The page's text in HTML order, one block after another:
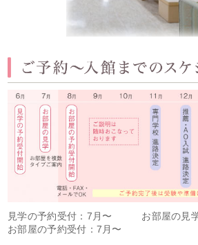
見学の予約受付：7月〜 お部屋の見
お部屋の予約受付：7月〜